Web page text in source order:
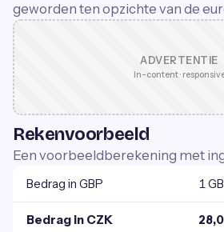
geworden ten opzichte van de
ADVERTENTIE
In-content ·
Rekenvoorbeeld
Een voorbeeldberekening met
Bedrag in GBP 1
Bedrag in CZK